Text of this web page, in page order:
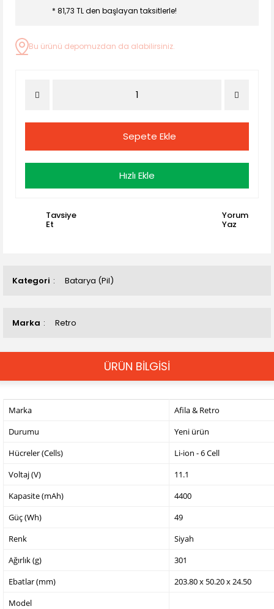
Kategori Batarya (Pil)
Marka Retro
* 81,73 TL den başlayan taksitlerle!
Bu ürünü depomuzdan da alabilirsiniz.
Sepete Ekle
Hızlı Ekle
Tavsiye
Et
Yorum
Yaz
ÜRÜN BİLGİSİ
Marka
Afila & Retro
Durumu
Yeni ürün
Hücreler (Cells)
Li-ion - 6 Cell
Voltaj (V)
11.1
Kapasite (mAh)
4400
Güç (Wh)
49
Renk
Siyah
Ağırlık (g)
301
Ebatlar (mm)
203.80 x 50.20 x 24.50
Model